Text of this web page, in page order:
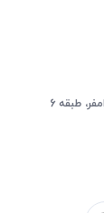
طبقه 6